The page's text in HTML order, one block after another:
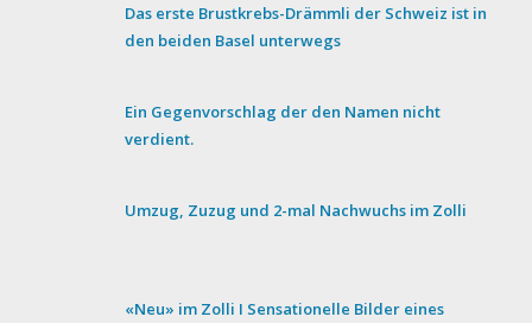
Das erste Brustkrebs-Drämmli der Schweiz ist in
den beiden Basel unterwegs
Ein Gegenvorschlag der den Namen nicht
verdient.
Umzug, Zuzug und 2-mal Nachwuchs im Zolli
«Neu» im Zolli I Sensationelle Bilder eines